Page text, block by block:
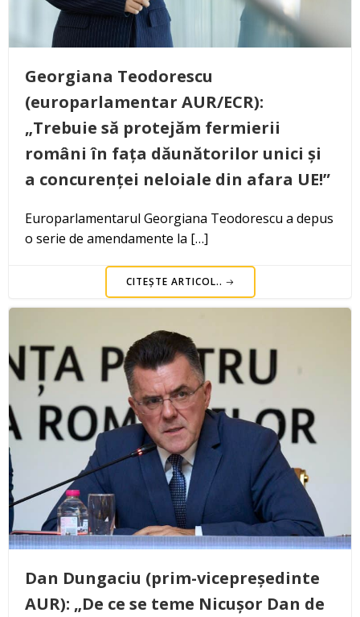
Georgiana Teodorescu
(europarlamentar AUR/ECR):
„Trebuie să protejăm fermierii
români în fața dăunătorilor unici și
a concurenței neloiale din afara UE!”
Europarlamentarul Georgiana Teodorescu a depus
o serie de amendamente la […]
CITEȘTE ARTICOL..
Dan Dungaciu (prim-vicepreședinte
AUR): „De ce se teme Nicușor Dan de